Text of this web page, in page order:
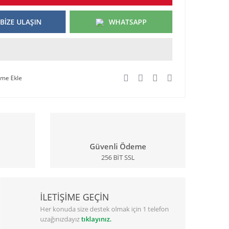
BİZE ULAŞIN WHATSAPP
Güvenli Ödeme
256 BİT SSL
İLETİŞİME GEÇİN
Her konuda size destek olmak için 1 telefon
uzağınızdayıztıklayınız.